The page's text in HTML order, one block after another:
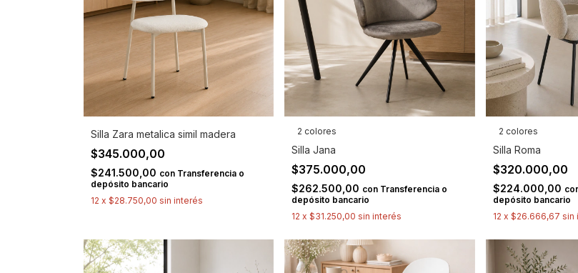
Silla Zara metalica simil madera
$345.000,00
$241.500,00 con Transferencia o
depósito bancario
12 x $28.750,00 sin interés
2 colores
Silla Jana
$375.000,00
$262.500,00 con Transferencia o
depósito bancario
12 x$31.250,00 sin interés
2 colores
Silla Roma
$320.000,00
$224.000,00
depósito bancario
12 x $26.666,67 sin